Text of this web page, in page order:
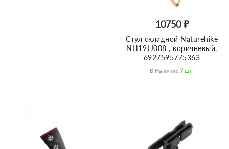
10750 ₽
Стул складной Naturehike
NH19JJ008 , коричневый,
6927595775363
В Наличии: 7 Шт.